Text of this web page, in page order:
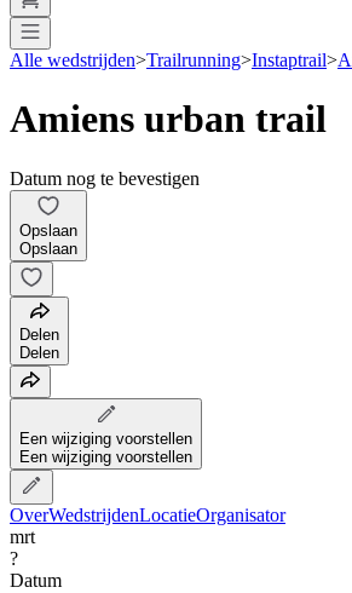
Alle wedstrijden>Trailrunning>Instaptrail>
Amiens urban trail
Datum nog te bevestigen
Opslaan
Opslaan
Delen
Delen
Een wijziging voorstellen
Een wijziging voorstellen
OverWedstrijdenLocatieOrganisator
mrt
?
Datum